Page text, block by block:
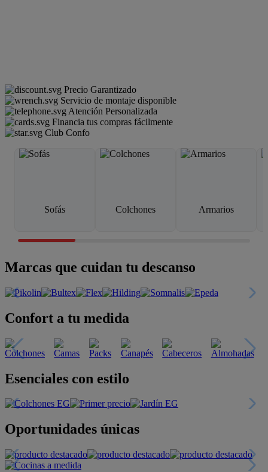
Precio Garantizado
Servicio de montaje disponible
Atención Personalizada
Financia tus compras fácilmente
Club Confo
Sofás Colchones Armarios
Marcas que cuidan tu descanso
Confort a tu medida
Esenciales con estilo
Oportunidades únicas